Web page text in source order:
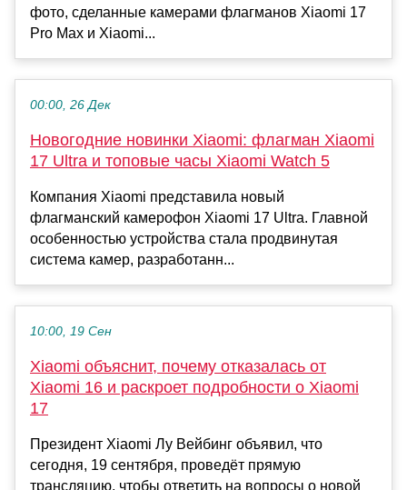
фото, сделанные камерами флагманов Xiaomi 17
Pro Max и Xiaomi...
00:00, 26 Дек
Новогодние новинки Xiaomi: флагман Xiaomi
17 Ultra и топовые часы Xiaomi Watch 5
Компания Xiaomi представила новый
флагманский камерофон Xiaomi 17 Ultra. Главной
особенностью устройства стала продвинутая
система камер, разработанн...
10:00, 19 Сен
Xiaomi объяснит, почему отказалась от
Xiaomi 16 и раскроет подробности о Xiaomi
17
Президент Xiaomi Лу Вейбинг объявил, что
сегодня, 19 сентября, проведёт прямую
трансляцию, чтобы ответить на вопросы о новой